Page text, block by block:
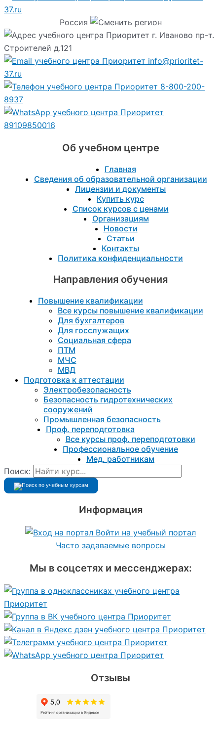
37.ru
Россия
г. Иваново пр-т.
Строителей д.121
info@prioritet-
37.ru
8-800-200-
8937
89109850016
Об учебном центре
Главная
Сведения об образовательной организации
Лицензии и документы
Купить курс
Список курсов с ценами
Организациям
Новости
Статьи
Контакты
Политика конфиденциальности
Направления обучения
Повышение квалификации
Все курсы повышение квалификации
Для бухгалтеров
Для госслужащих
Социальная сфера
ПТМ
МЧС
МВД
Подготовка к aттестации
Электробезопасность
Безопасность гидротехнических
сооружений
Промышленная безопасность
Проф. переподготовка
Все курсы проф. переподготовки
Профессиональное обучение
Мед. работникам
Поиск:
Информация
Войти на учебный портал
Часто задаваемые вопросы
Мы в соцсетях и мессенджерах:
Отзывы